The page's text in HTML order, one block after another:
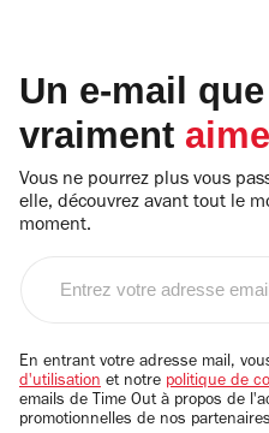
Un e-mail
vraiment
Vous ne pourrez plus vous
elle, découvrez avant tout le
moment.
email
En entrant votre adresse mail,
d'utilisation et notre politique de
emails de Time Out à propos de
promotionnelles de nos